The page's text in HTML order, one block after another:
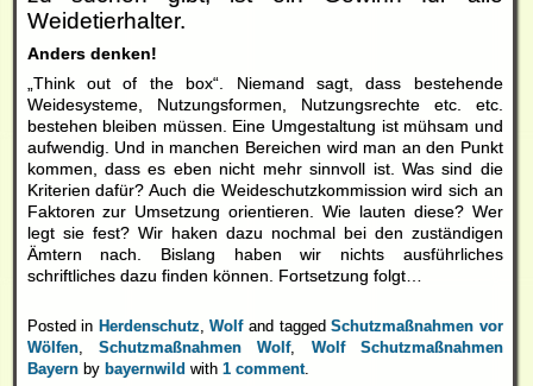
Weidetierhalter.
Anders denken!
„Think out of the box“. Niemand sagt, dass bestehende
Weidesysteme, Nutzungsformen, Nutzungsrechte etc. etc.
bestehen bleiben müssen. Eine Umgestaltung ist mühsam und
aufwendig. Und in manchen Bereichen wird man an den Punkt
kommen, dass es eben nicht mehr sinnvoll ist. Was sind die
Kriterien dafür? Auch die Weideschutzkommission wird sich an
Faktoren zur Umsetzung orientieren. Wie lauten diese? Wer
legt sie fest? Wir haken dazu nochmal bei den zuständigen
Ämtern nach. Bislang haben wir nichts ausführliches
schriftliches dazu finden können. Fortsetzung folgt…
Posted in Herdenschutz,Wolfand taggedSchutzmaßnahmen vor
Wölfen, Schutzmaßnahmen Wolf, Wolf Schutzmaßnahmen
Bayernby bayernwild with 1 comment.